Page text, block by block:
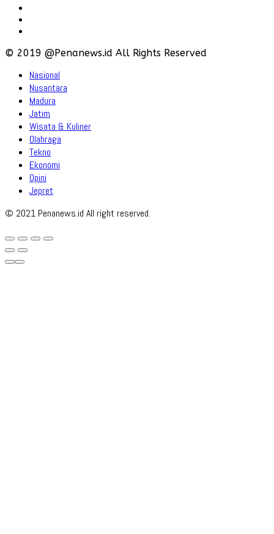
© 2019 @Penanews.id All Rights Reserved
Nasional
Nusantara
Madura
Jatim
Wisata & Kuliner
Olahraga
Tekno
Ekonomi
Opini
Jepret
© 2021 Penanews.id All right reserved.